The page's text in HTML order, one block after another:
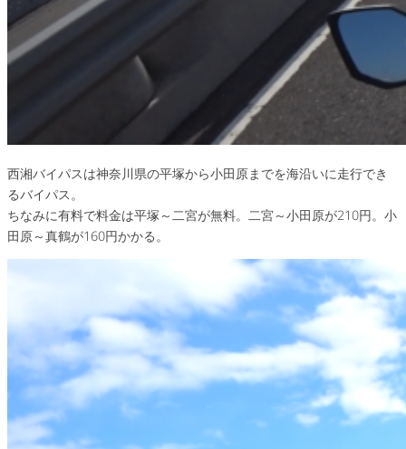
西湘バイパスは神奈川県の平塚から小田原までを海沿いに走行でき
るバイパス。
ちなみに有料で料金は平塚～二宮が無料。二宮～小田原が210円。小
田原～真鶴が160円かかる。